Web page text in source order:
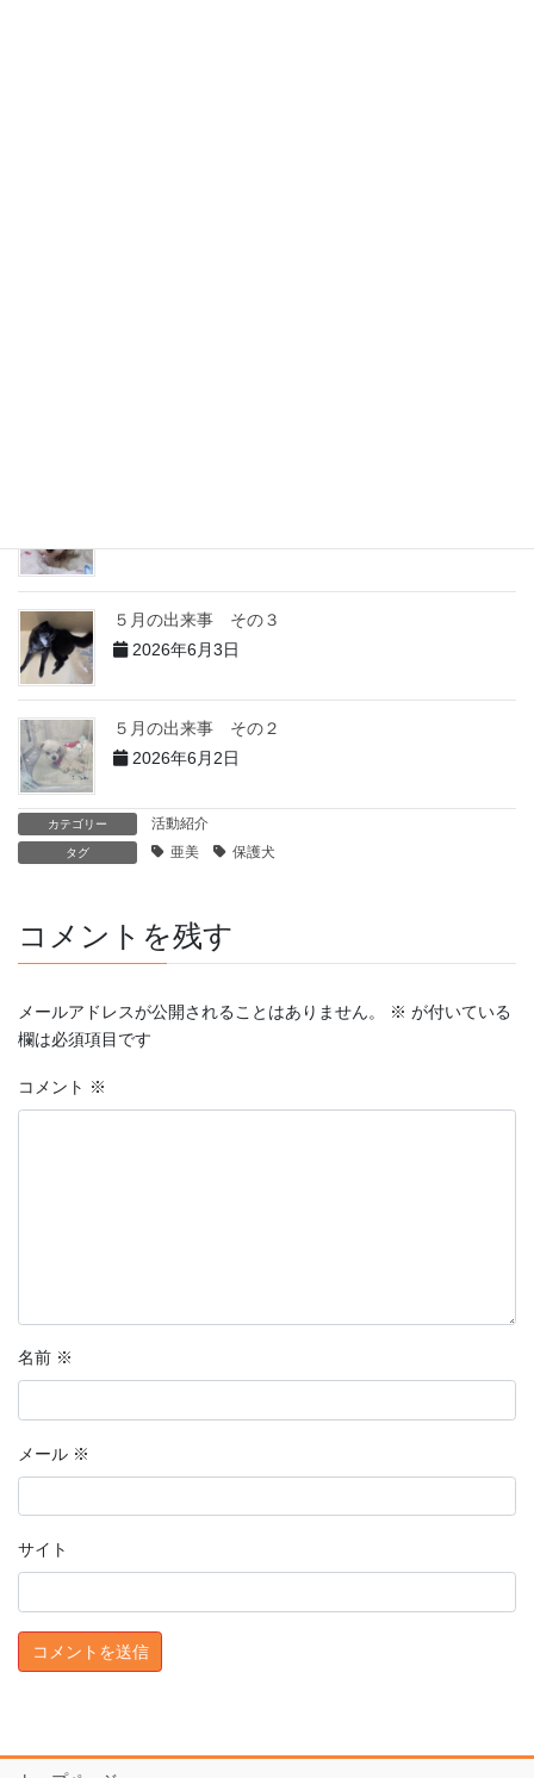
５月の出来事 その３
2026年6月3日
５月の出来事 その２
2026年6月2日
カテゴリー 活動紹介
タグ 亜美 保護犬
コメントを残す
メールアドレスが公開されることはありません。 ※ が付いている
欄は必須項目です
コメント ※
名前 ※
メール ※
サイト